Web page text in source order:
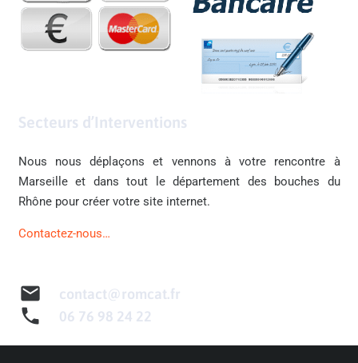
Secteurs d’Interventions
Nous nous déplaçons et vennons à votre rencontre à
Marseille et dans tout le département des bouches du
Rhône pour créer votre site internet.
Contactez-nous…
mail contact@romcat.fr
phone 06 76 98 24 22